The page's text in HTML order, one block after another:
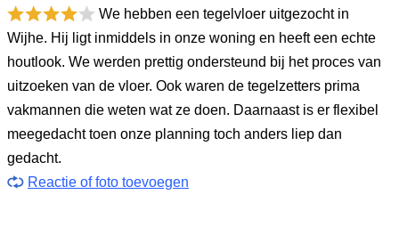
We hebben een tegelvloer uitgezocht in
Wijhe. Hij ligt inmiddels in onze woning en heeft een echte
houtlook. We werden prettig ondersteund bij het proces van
uitzoeken van de vloer. Ook waren de tegelzetters prima
vakmannen die weten wat ze doen. Daarnaast is er flexibel
meegedacht toen onze planning toch anders liep dan
gedacht.
Reactie of foto toevoegen